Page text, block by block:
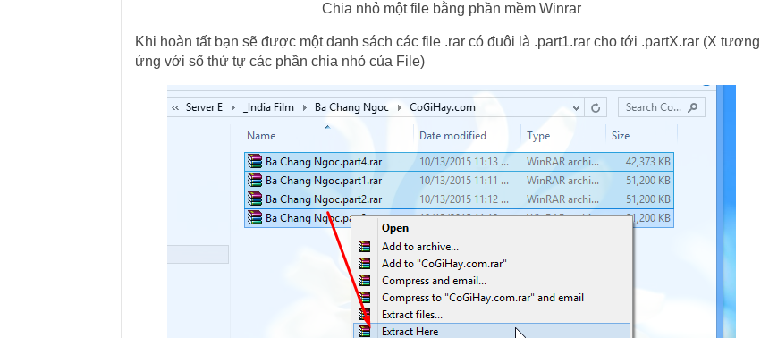
Chia nhỏ một file bằng phần mềm Winrar
Khi hoàn tất bạn sẽ được một danh sách các file .rar có đuôi là .part1.rar cho tới .partX.rar (X tương
ứng với số thứ tự các phần chia nhỏ của File)